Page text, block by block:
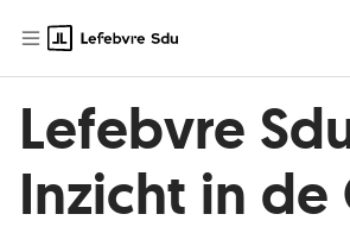
Lefebvre
Inzicht in de